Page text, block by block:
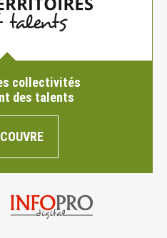
collectivités
des talents